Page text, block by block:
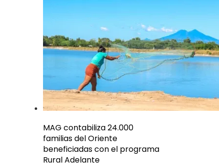
MAG contabiliza 24.000
familias del Oriente
beneficiadas con el programa
Rural Adelante